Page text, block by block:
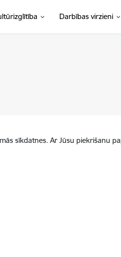
Darbības virzieni
sīkdatnes. Ar Jūsu piekrišanu